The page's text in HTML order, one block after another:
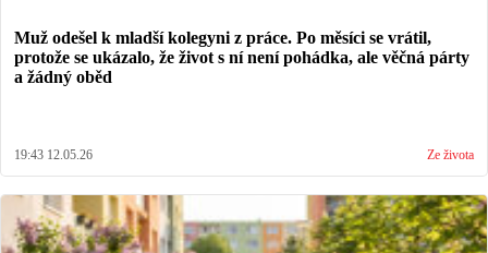
Muž odešel k mladší kolegyni z práce. Po měsíci se vrátil,
protože se ukázalo, že život s ní není pohádka, ale věčná párty
a žádný oběd
19:43 12.05.26 Ze života